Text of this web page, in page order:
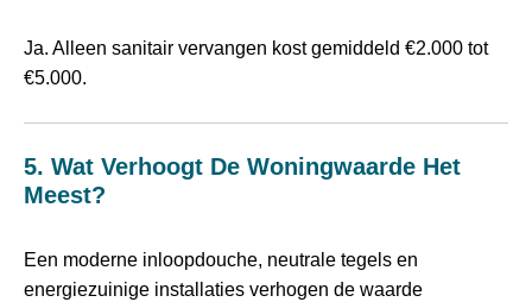
Ja. Alleen sanitair vervangen kost gemiddeld €2.000 tot
€5.000.
5. Wat Verhoogt De Woningwaarde Het
Meest?
Een moderne inloopdouche, neutrale tegels en
energiezuinige installaties verhogen de waarde